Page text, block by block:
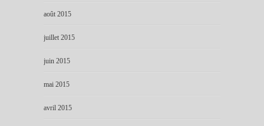
août 2015
juillet 2015
juin 2015
mai 2015
avril 2015